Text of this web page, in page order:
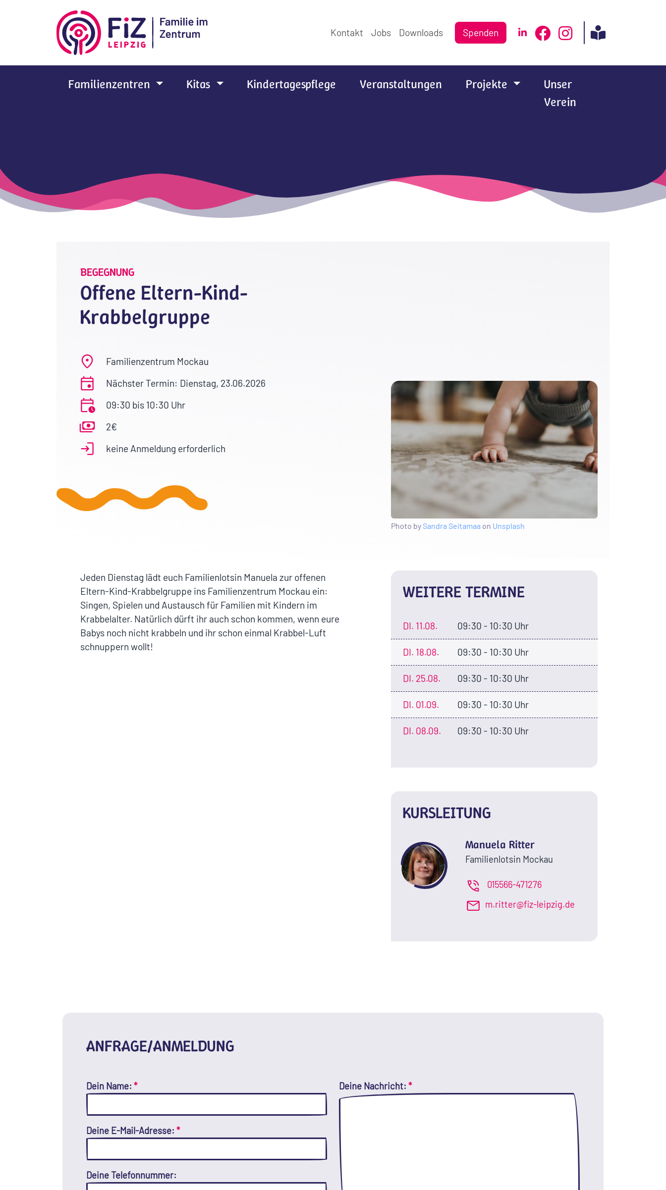
Kontakt Jobs Downloads Spenden
Familienzentren Kitas Kindertagespflege Veranstaltungen Projekte
Unser
Verein
Photo by Sandra Seitamaa on Unsplash
BEGEGNUNG
Offene Eltern-Kind-
Krabbelgruppe
Familienzentrum Mockau
Nächster Termin: Dienstag, 23.06.2026
09:30 bis 10:30 Uhr
2€
keine Anmeldung erforderlich
Jeden Dienstag lädt euch Familienlotsin Manuela zur offenen
Eltern-Kind-Krabbelgruppe ins Familienzentrum Mockau ein:
Singen, Spielen und Austausch für Familien mit Kindern im
Krabbelalter. Natürlich dürft ihr auch schon kommen, wenn eure
Babys noch nicht krabbeln und ihr schon einmal Krabbel-Luft
schnuppern wollt!
WEITERE TERMINE
DI. 11.08. 09:30 - 10:30 Uhr
DI. 18.08. 09:30 - 10:30 Uhr
DI. 25.08. 09:30 - 10:30 Uhr
DI. 01.09. 09:30 - 10:30 Uhr
DI. 08.09. 09:30 - 10:30 Uhr
KURSLEITUNG
Manuela Ritter
Familienlotsin Mockau
015566-471276
m.ritter@fiz-leipzig.de
ANFRAGE/ANMELDUNG
Dein Name: *
Deine E-Mail-Adresse: *
Deine Telefonnummer:
Deine Nachricht: *